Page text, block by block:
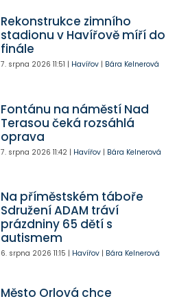
Rekonstrukce zimního
stadionu v Havířově míří do
finále
7. srpna 2026 11:51 | Havířov| Bára Kelnerová
Fontánu na náměstí Nad
Terasou čeká rozsáhlá
oprava
7. srpna 2026 11:42| Havířov| Bára Kelnerová
Na příměstském táboře
Sdružení ADAM tráví
prázdniny 65 dětí s
autismem
6. srpna 2026 11:15 | Havířov| Bára Kelnerová
Město Orlová chce